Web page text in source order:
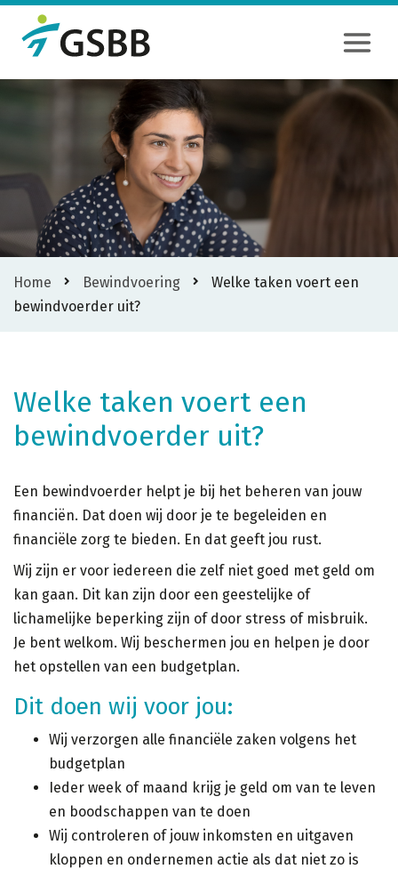
Home Bewindvoering
Welke taken voert een
bewindvoerder uit?
Welke taken voert een
bewindvoerder uit?
Een bewindvoerder helpt je bij het beheren van jouw
financiën. Dat doen wij door je te begeleiden en
financiële zorg te bieden. En dat geeft jou rust.
Wij zijn er voor iedereen die zelf niet goed met geld om
kan gaan. Dit kan zijn door een geestelijke of
lichamelijke beperking zijn of door stress of misbruik.
Je bent welkom. Wij beschermen jou en helpen je door
het opstellen van een budgetplan.
Dit doen wij voor jou:
Wij verzorgen alle financiële zaken volgens het
budgetplan
Ieder week of maand krijg je geld om van te leven
en boodschappen van te doen
Wij controleren of jouw inkomsten en uitgaven
kloppen en ondernemen actie als dat niet zo is